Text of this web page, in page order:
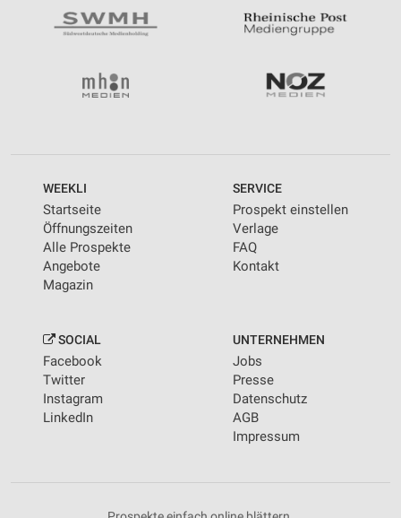
WEEKLI
Startseite
Öffnungszeiten
Alle Prospekte
Angebote
Magazin
SERVICE
Prospekt einstellen
Verlage
FAQ
Kontakt
SOCIAL
Facebook
Twitter
Instagram
LinkedIn
UNTERNEHMEN
Jobs
Presse
Datenschutz
AGB
Impressum